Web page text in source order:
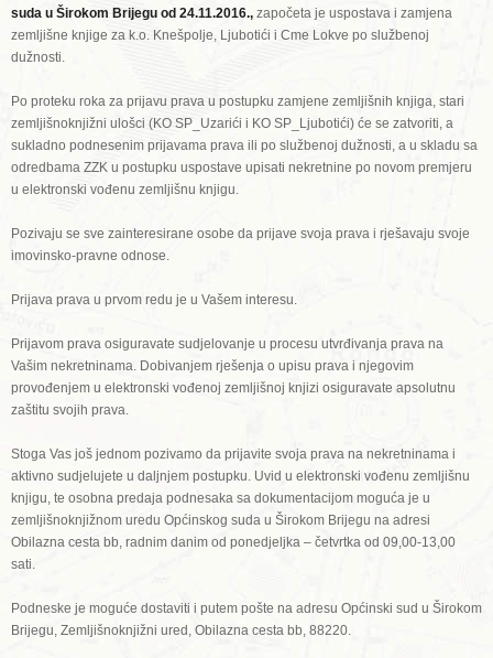
suda u Širokom Brijegu od 24.11.2016., započeta je uspostava i zamjena
zemljišne knjige za k.o. Knešpolje, Ljubotići i Cme Lokve po službenoj
dužnosti.
Po proteku roka za prijavu prava u postupku zamjene zemljišnih knjiga, stari
zemljišnoknjižni ulošci (KO SP_Uzarići i KO SP_Ljubotići) će se zatvoriti, a
sukladno podnesenim prijavama prava ili po službenoj dužnosti, a u skladu sa
odredbama ZZK u postupku uspostave upisati nekretnine po novom premjeru
u elektronski vođenu zemljišnu knjigu.
Pozivaju se sve zainteresirane osobe da prijave svoja prava i rješavaju svoje
imovinsko-pravne odnose.
Prijava prava u prvom redu je u Vašem interesu.
Prijavom prava osiguravate sudjelovanje u procesu utvrđivanja prava na
Vašim nekretninama. Dobivanjem rješenja o upisu prava i njegovim
provođenjem u elektronski vođenoj zemljišnoj knjizi osiguravate apsolutnu
zaštitu svojih prava.
Stoga Vas još jednom pozivamo da prijavite svoja prava na nekretninama i
aktivno sudjelujete u daljnjem postupku. Uvid u elektronski vođenu zemljišnu
knjigu, te osobna predaja podnesaka sa dokumentacijom moguća je u
zemljišnoknjižnom uredu Općinskog suda u Širokom Brijegu na adresi
Obilazna cesta bb, radnim danim od ponedjeljka – četvrtka od 09,00-13,00
sati.
Podneske je moguće dostaviti i putem pošte na adresu Općinski sud u Širokom
Brijegu, Zemljišnoknjižni ured, Obilazna cesta bb, 88220.